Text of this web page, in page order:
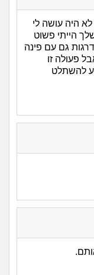
היה עושה לי
הייתי פשוט
גם עם פינה
פעולה זו
להשתלט